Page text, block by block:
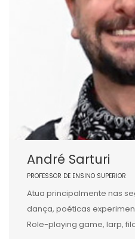
André Sarturi
PROFESSOR DE ENSINO SUPERIOR
Atua principalmente nas
dança, poéticas
Role-playing game, larp,